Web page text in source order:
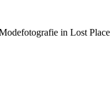
in Lost